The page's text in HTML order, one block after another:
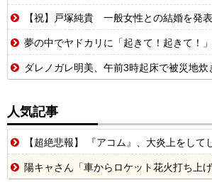
【祝】戸塚純貴 一般女性との結婚を発表「人生の節目を迎えられる
夢の中でヤドカリに「起きて！起きて！」と叫ばれ、 ビックリした所で目を
ダレノガレ明美、午前3時起床で被災地炊き出しへ 7種類のメ
人気記事
【超絶悲報】 『アコム』、大炎上をして
陽キャさん「車からロケット花火打ち上げたろｗｗｗ」 → サンルーフ